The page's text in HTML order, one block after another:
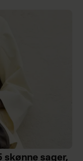
skønne sager,